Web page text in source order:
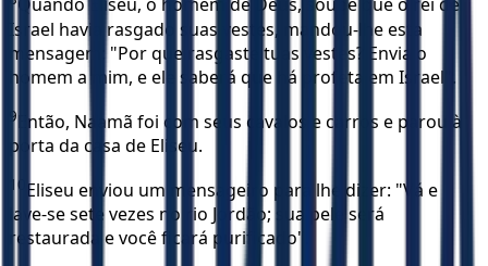
Quando Eliseu, o homem de Deus, soube que o rei de
Israel havia rasgado suas vestes, mandou-lhe esta
mensagem: "Por que rasgaste tuas vestes? Envia o
homem a mim, e ele saberá que há profeta em Israel".
9
Então, Naamã foi com seus cavalos e carros e parou à
porta da casa de Eliseu.
10 Eliseu enviou um mensageiro para lhe dizer: "Vá e
lave-se sete vezes no rio Jordão; sua pele será
restaurada e você ficará purificado".